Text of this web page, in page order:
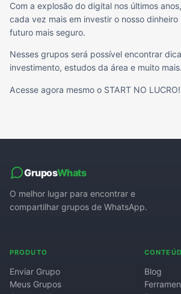
Com a explosão do digital nos últimos
cada vez mais em investir o nosso
futuro mais seguro.
Nesses grupos será possível encontrar
investimento, estudos da área e muito mais.
Acesse agora mesmo o START NO LUCRO!
GruposWhats
O melhor lugar para encontrar e
compartilhar grupos de WhatsApp.
PRODUTO
Enviar Grupo
Meus Grupos
Blog